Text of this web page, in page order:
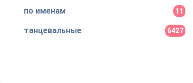
по именам 11
танцевальные 6427